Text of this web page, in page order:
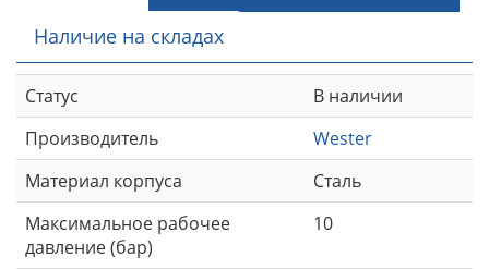
Наличие на складах
Статус
В наличии
Производитель
Wester
Материал корпуса
Сталь
Максимальное рабочее
давление (бар)
10